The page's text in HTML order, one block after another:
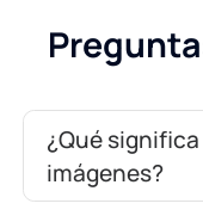
¿Qué
imágenes?